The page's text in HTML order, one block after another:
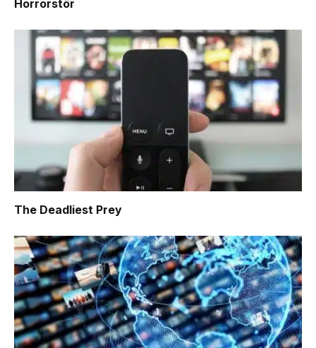
Horrorstör
The Deadliest Prey